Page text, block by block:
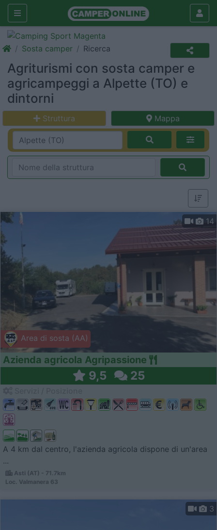
Sosta camper Ricerca
Agriturismi con sosta camper e
agricampeggi a Alpette (TO) e
dintorni
Struttura Mappa
Area di sosta (AA)
14
Azienda agricola Agripassione
9,5 25
A 4 km dal centro, l'azienda agricola dispone di un'area
...
Asti (AT) - 71.7km
Loc. Valmanera 63
3